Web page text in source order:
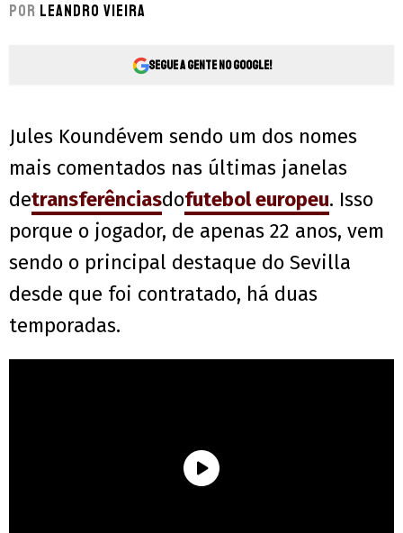
Por Leandro Vieira
Segue a gente no Google!
Jules Koundévem sendo um dos nomes
mais comentados nas últimas janelas
detransferênciasdofutebol europeu. Isso
porque o jogador, de apenas 22 anos, vem
sendo o principal destaque do Sevilla
desde que foi contratado, há duas
temporadas.